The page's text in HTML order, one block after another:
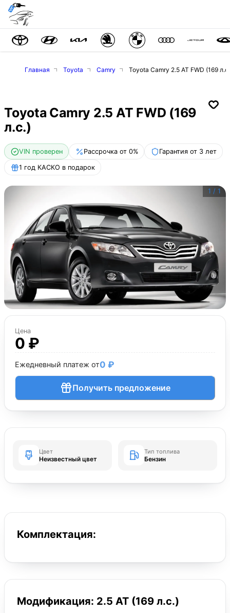
Главная Toyota Camry Toyota Camry 2.5 AT FWD (169
Toyota Camry 2.5 AT FWD (169
л.с.)
VIN проверен Рассрочка от 0% Гарантия от 3 лет
1 год КАСКО в подарок
1 / 1
Цена
0 ₽
Ежедневный платеж от0 ₽
Получить предложение
Цвет
Неизвестный цвет
Тип топлива
Бензин
Комплектация:
Модификация: 2.5 AT (169 л.с.)